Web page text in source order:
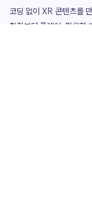
코딩 없이 XR 콘텐츠를
창작부터 플레이, 필요한